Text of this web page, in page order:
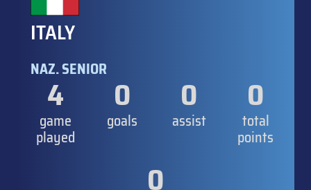
ITALY
NAZ. SENIOR
4
game
played
0
goals
0
assist
0
total
points
0